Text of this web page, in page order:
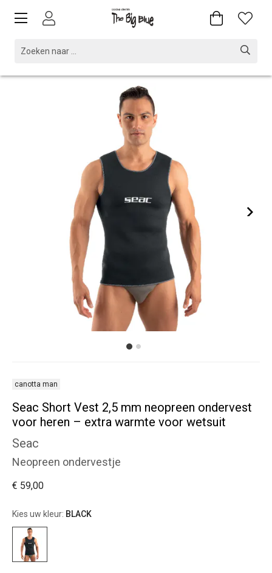
canotta man
Seac Short Vest 2,5 mm neopreen ondervest
voor heren – extra warmte voor wetsuit
Seac
Neopreen ondervestje
€ 59,00
Kies uw kleur: BLACK